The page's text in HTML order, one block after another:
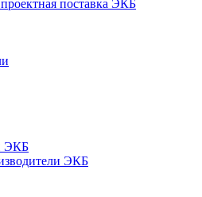
поставка ЭКБ
ЭКБ
ЭКБ